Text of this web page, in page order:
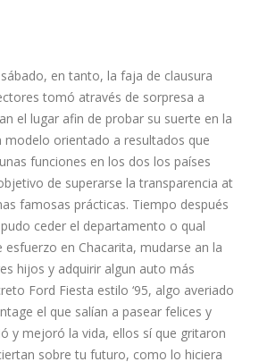
en tanto, la faja de clausura
tomó através de sorpresa a
el lugar afin de probar su suerte en la
modelo orientado a resultados que
funciones en los dos los países
de superarse la transparencia at
famosas prácticas. Tiempo después
ceder el departamento o qual
esfuerzo en Chacarita, mudarse an la
hijos y adquirir algun auto más
Ford Fiesta estilo ‘95, algo averiado
el que salían a pasear felices y
y mejoró la vida, ellos sí que gritaron
sobre tu futuro, como lo hiciera